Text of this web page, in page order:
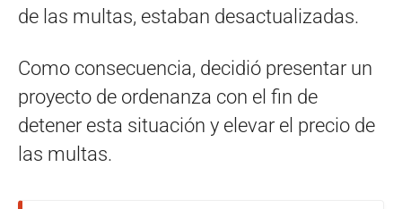
de las multas, estaban desactualizadas.
Como consecuencia, decidió presentar un
proyecto de ordenanza con el fin de
detener esta situación y elevar el precio de
las multas.